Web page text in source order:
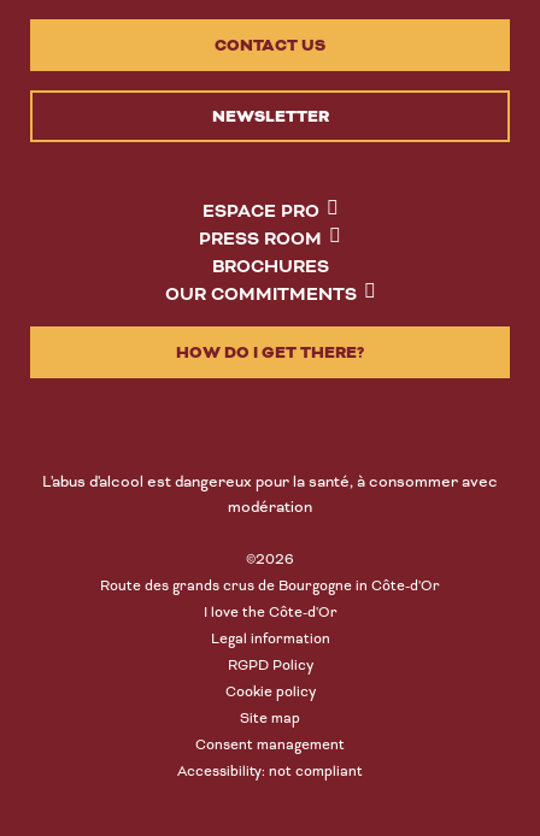
CONTACT US
NEWSLETTER
ESPACE PRO
PRESS ROOM
BROCHURES
OUR COMMITMENTS
HOW DO I GET THERE?
L'abus d'alcool est dangereux pour la santé, à consommer avec
modération
©2026
Route des grands crus de Bourgogne in Côte-d'Or
I love the Côte-d'Or
Legal information
RGPD Policy
Cookie policy
Site map
Consent management
Accessibility: not compliant